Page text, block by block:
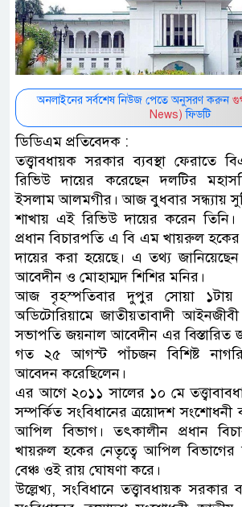
অনলাইনের সর্বশেষ নিউজ পেতে অনুসরণ করুন
News) ফিডটি
ডিডিএম প্রতিবেদক :
তত্ত্বাবধায়ক সরকার ব্যবস্থা ফেরাতে
রিভিউ দায়ের করেছেন দলটির
ইসলাম আলমগীর। আজ বুধবার সন্ধ্যায়
শাখায় এই রিভিউ দায়ের করেন
প্রধান বিচারপতি এ বি এম খায়রুল
দায়ের করা হয়েছে। এ তথ্য
আবেদীন ও মোহাম্মদ শিশির মনির।
আজ বৃহস্পতিবার দুপুর সোয়া ১টায়
অডিটোরিয়ামে জাতীয়তাবাদী আইনজীবী
সভাপতি জয়নাল আবেদীন এর বিস্তারিত
গত ২৫ আগস্ট পাঁচজন বিশিষ্ট
আবেদন করেছিলেন।
এর আগে ২০১১ সালের ১০ মে
সম্পর্কিত সংবিধানের ত্রয়োদশ
আপিল বিভাগ। তৎকালীন প্রধান
খায়রুল হকের নেতৃত্বে আপিল বিভাগের
বেঞ্চ ওই রায় ঘোষণা করে।
উল্লেখ্য, সংবিধানে তত্ত্বাবধায়ক সরকার